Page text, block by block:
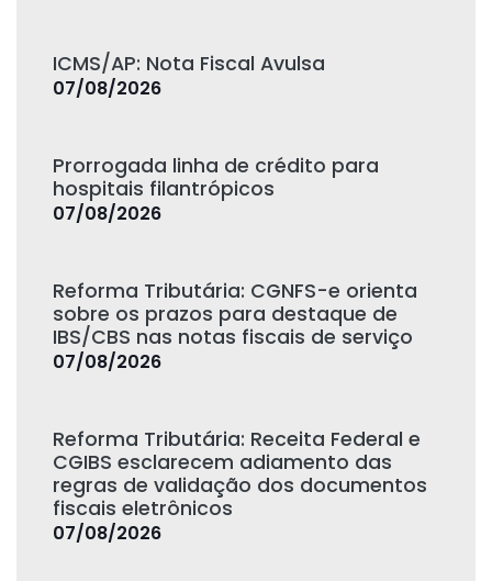
ICMS/AP: Nota Fiscal Avulsa
07/08/2026
Prorrogada linha de crédito para
hospitais filantrópicos
07/08/2026
Reforma Tributária: CGNFS-e orienta
sobre os prazos para destaque de
IBS/CBS nas notas fiscais de serviço
07/08/2026
Reforma Tributária: Receita Federal e
CGIBS esclarecem adiamento das
regras de validação dos documentos
fiscais eletrônicos
07/08/2026